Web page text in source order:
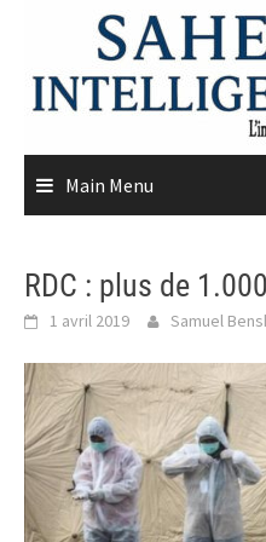
content
Main Menu
RDC : plus de
1 avril 2019 Samuel